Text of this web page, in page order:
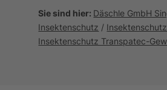
Sie sind hier: Däschle GmbH
Insektenschutz /
Insektenschutz Transpatec-